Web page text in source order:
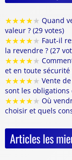
★★★★★ Quand
valeur ? (29 votes)
★★★★★ Faut-il
la revendre ? (27
★★★★★
et en toute sécurité
★★★★★ Vente
sont les obligations
★★★★★ Où
choisir et quels
Articles les